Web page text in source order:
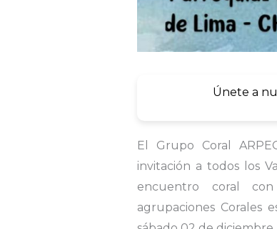
Únete a
El Grupo Coral
invitación a todos los
encuentro coral
agrupaciones Corales